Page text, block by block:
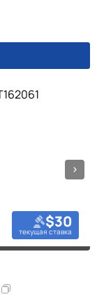
$30
текущая ставка